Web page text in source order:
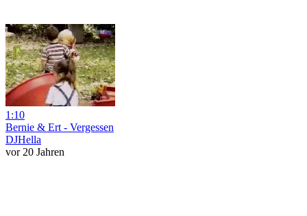
1:10
Bernie & Ert - Vergessen
DJHella
vor 20 Jahren